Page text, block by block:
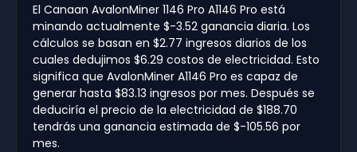
El Canaan AvalonMiner 1146 Pro A1146 Pro está
minando actualmente $-3.52 ganancia diaria. Los
cálculos se basan en $2.77 ingresos diarios de los
cuales dedujimos $6.29 costos de electricidad. Esto
significa que AvalonMiner A1146 Pro es capaz de
generar hasta $83.13 ingresos por mes. Después se
deduciría el precio de la electricidad de $188.70
tendrás una ganancia estimada de $-105.56 por
mes.